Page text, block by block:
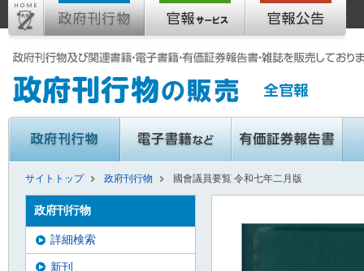
サイトトップ 政府刊行物 國會議員要覧 令和七年二月版
政府刊行物
詳細検索
新刊